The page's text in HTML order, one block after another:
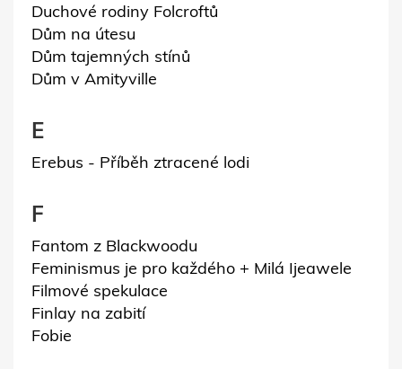
Duchové rodiny Folcroftů
Dům na útesu
Dům tajemných stínů
Dům v Amityville
E
Erebus - Příběh ztracené lodi
F
Fantom z Blackwoodu
Feminismus je pro každého + Milá Ijeawele
Filmové spekulace
Finlay na zabití
Fobie